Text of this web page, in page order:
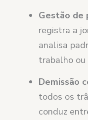
Gestão de
registra a
analisa
trabalho ou
Demissão
todos os
conduz